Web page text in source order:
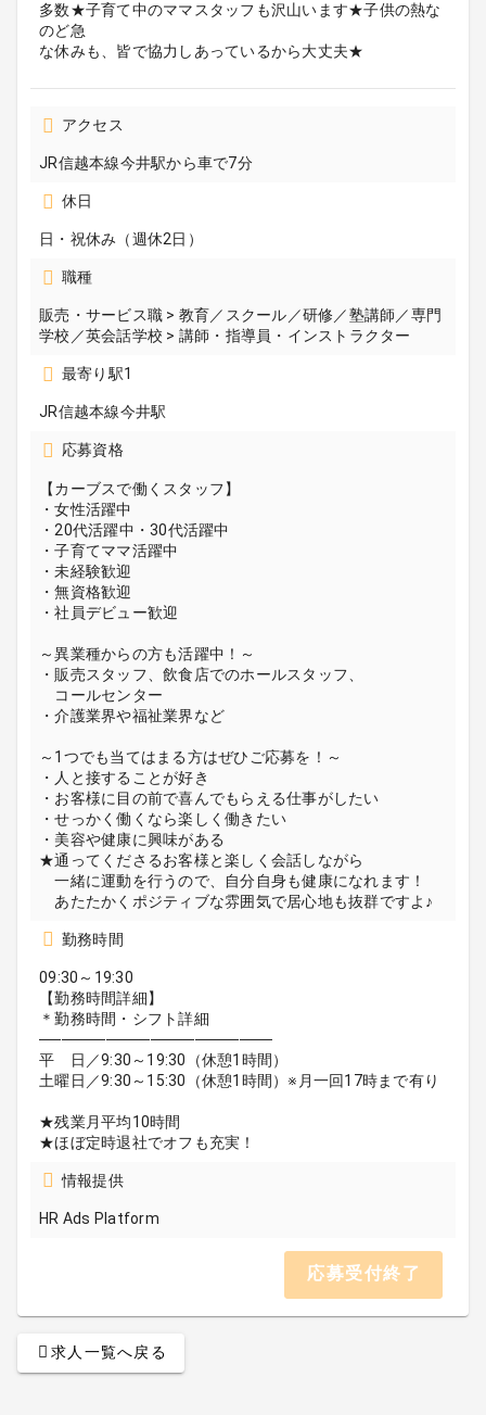
多数★子育て中のママスタッフも沢山います★子供の熱な
のど急
な休みも、皆で協力しあっているから大丈夫★
アクセス
JR信越本線今井駅から車で7分
休日
日・祝休み（週休2日）
職種
販売・サービス職 > 教育／スクール／研修／塾講師／専門
学校／英会話学校 > 講師・指導員・インストラクター
最寄り駅1
JR信越本線今井駅
応募資格
【カーブスで働くスタッフ】
・女性活躍中
・20代活躍中・30代活躍中
・子育てママ活躍中
・未経験歓迎
・無資格歓迎
・社員デビュー歓迎
～異業種からの方も活躍中！～
・販売スタッフ、飲食店でのホールスタッフ、
コールセンター
・介護業界や福祉業界など
～1つでも当てはまる方はぜひご応募を！～
・人と接することが好き
・お客様に目の前で喜んでもらえる仕事がしたい
・せっかく働くなら楽しく働きたい
・美容や健康に興味がある
★通ってくださるお客様と楽しく会話しながら
一緒に運動を行うので、自分自身も健康になれます！
あたたかくポジティブな雰囲気で居心地も抜群ですよ♪
勤務時間
09:30～19:30
【勤務時間詳細】
＊勤務時間・シフト詳細
─────────────────────
平 日／9:30～19:30（休憩1時間）
土曜日／9:30～15:30（休憩1時間）※月一回17時まで有り
★残業月平均10時間
★ほぼ定時退社でオフも充実！
情報提供
HR Ads Platform
応募受付終了
求人一覧へ戻る